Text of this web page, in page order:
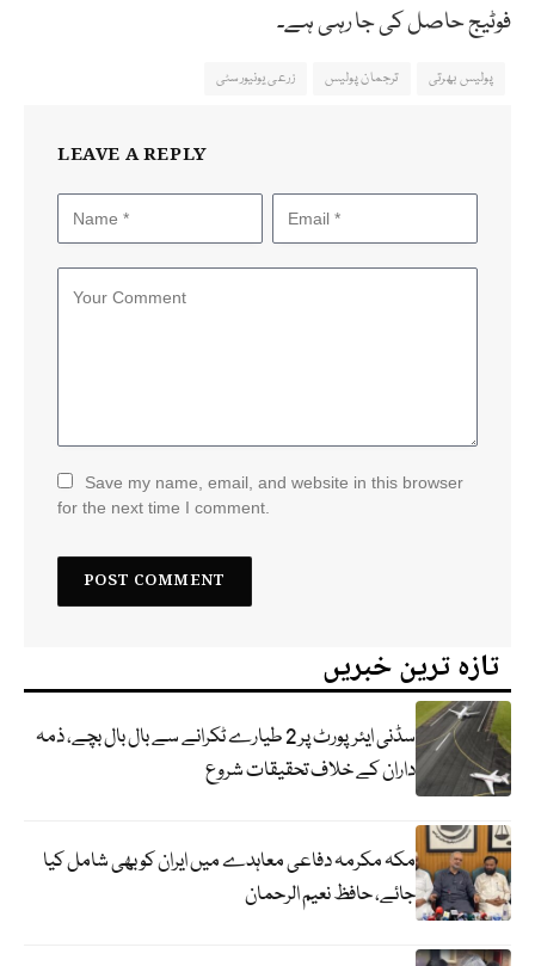
فوٹیج حاصل کی جا رہی ہے۔
پولیس بھرتی ترجمان پولیس زرعی یونیورسٹی
LEAVE A REPLY
Save my name, email, and website in this browser
for the next time I comment.
تازہ ترین خبریں
سڈنی ایئرپورٹ پر 2 طیارے ٹکرانے سے بال بال بچے، ذمہ
داران کے خلاف تحقیقات شروع
مکہ مکرمہ دفاعی معاہدے میں ایران کو بھی شامل کیا
جائے، حافظ نعیم الرحمان